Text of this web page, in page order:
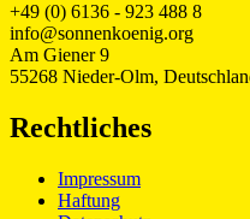
+49 (0) 6136 - 923 488 8
info@sonnenkoenig.org
Am Giener 9
55268 Nieder-Olm,
Rechtliches
Impressum
Haftung